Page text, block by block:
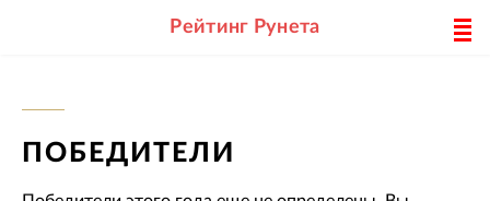
Рейтинг Рунета
ПОБЕДИТЕЛИ